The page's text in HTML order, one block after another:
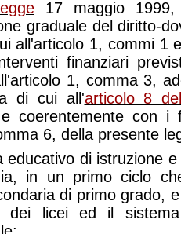
17 maggio 1999,
graduale del diritto-
all'articolo 1, commi 1
finanziari
1, comma 3,
di cui all'articolo 8
coerentemente con i
6, della presente
educativo di istruzione
in un primo ciclo
di primo grado,
dei licei ed il